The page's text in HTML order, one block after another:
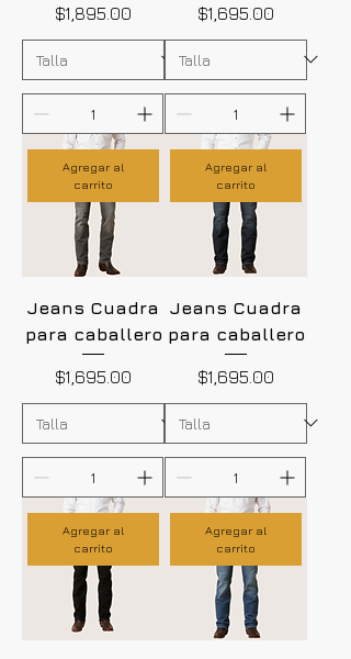
Precio
$1,895.00 Precio
$1,695.00
Agregar al
carrito
Jeans Cuadra
para caballero
Precio
$1,695.00
Agregar al
carrito
Jeans Cuadra
para caballero
Precio
$1,695.00
Agregar al
carrito
Agregar al
carrito